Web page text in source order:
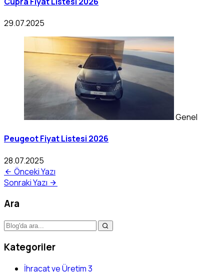
29.07.2025
Genel
Peugeot Fiyat Listesi 2026
28.07.2025
Önceki Yazı
Sonraki Yazı
Ara
Kategoriler
İhracat ve Üretim3